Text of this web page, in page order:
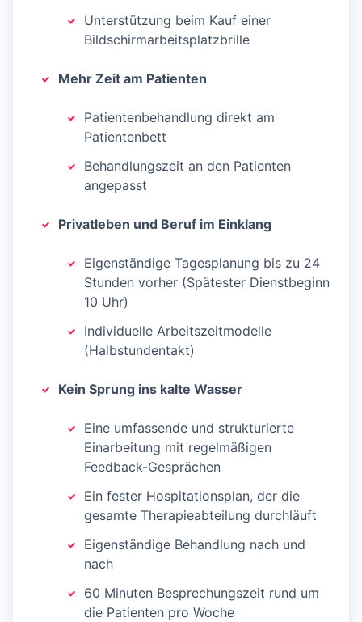
Unterstützung beim Kauf einer
Bildschirmarbeitsplatzbrille
Mehr Zeit am Patienten
Patientenbehandlung direkt am
Patientenbett
Behandlungszeit an den Patienten
angepasst
Privatleben und Beruf im Einklang
Eigenständige Tagesplanung bis zu 24
Stunden vorher (Spätester Dienstbeginn
10 Uhr)
Individuelle Arbeitszeitmodelle
(Halbstundentakt)
Kein Sprung ins kalte Wasser
Eine umfassende und strukturierte
Einarbeitung mit regelmäßigen
Feedback-Gesprächen
Ein fester Hospitationsplan, der die
gesamte Therapieabteilung durchläuft
Eigenständige Behandlung nach und
nach
60 Minuten Besprechungszeit rund um
die Patienten pro Woche